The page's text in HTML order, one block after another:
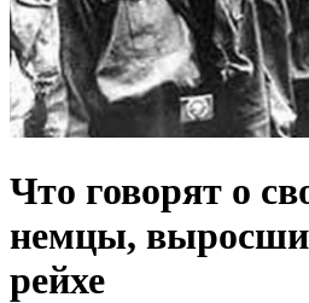
Что говорят о
немцы,
рейхе